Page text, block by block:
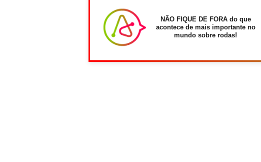
NÃO FIQUE DE FORA do que
acontece de mais importante no
mundo sobre rodas!